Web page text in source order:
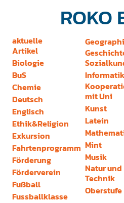
ROKO
aktuelle
Artikel
Biologie
BuS
Chemie
Deutsch
Englisch
Ethik&Religion
Exkursion
Fahrtenprogramm
Förderung
Förderverein
Fußball
Fussballklasse
Informatik
mit Uni
Kunst
Latein
Mint
Musik
Natur und
Technik
Oberstufe